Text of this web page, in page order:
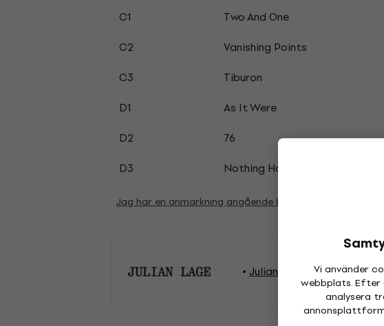
Vi använder
webbplats.
analysera
C1
Two And One
C2
Vanishing Points
C3
Tiburon
D1
As It Were
D2
76
D3
Nothing Happens Here
Jag har en anmärkning angående beskrivningen
Julian Lage Vinyl LP-skivor